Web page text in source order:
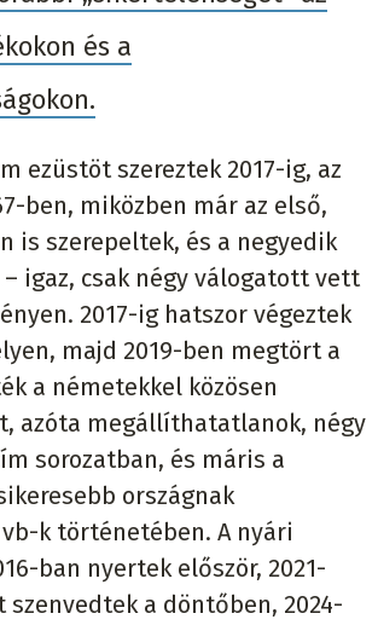
és a
ezüstöt szereztek 2017-ig, az
ben, miközben már az első,
is szerepeltek, és a negyedik
igaz, csak négy válogatott vett
2017-ig hatszor végeztek
majd 2019-ben megtört a
a németekkel közösen
azóta megállíthatatlanok, négy
sorozatban, és máris a
országnak
k történetében. A nyári
ban nyertek először, 2021-
szenvedtek a döntőben, 2024-